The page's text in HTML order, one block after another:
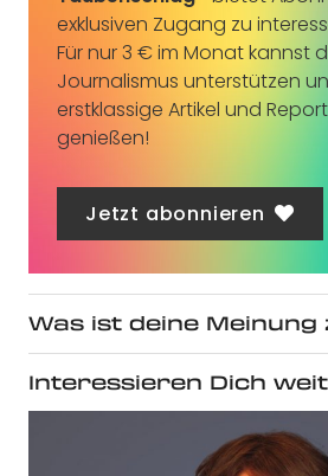
exklusiven Zugang zu
Für nur 3 € im Monat kannst
Journalismus unterstützen
erstklassige Artikel und
genießen!
Jetzt abonnieren
Was ist deine
Interessieren Dich